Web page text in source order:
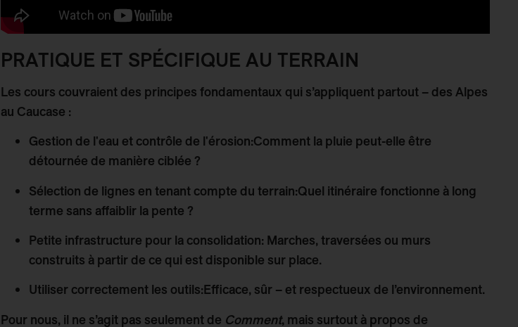
PRATIQUE ET SPÉCIFIQUE AU TERRAIN
Les cours couvraient des principes fondamentaux qui s’appliquent partout – des Alpes
au Caucase :
Gestion de l'eau et contrôle de l'érosion:Comment la pluie peut-elle être
détournée de manière ciblée ?
Sélection de lignes en tenant compte du terrain:Quel itinéraire fonctionne à long
terme sans affaiblir la pente ?
Petite infrastructure pour la consolidation: Marches, traversées ou murs
construits à partir de ce qui est disponible sur place.
Utiliser correctement les outils:Efficace, sûr – et respectueux de l’environnement.
Pour nous, il ne s’agit pas seulement de Comment, mais surtout à propos de